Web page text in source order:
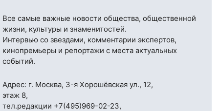
Все самые важные новости общества, общественной
жизни, культуры и знаменитостей.
Интервью со звездами, комментарии экспертов,
кинопремьеры и репортажи с места актуальных
событий.
Адрес: г. Москва, 3-я Хорошёвская ул., 12,
этаж 8,
тел.редакции +7(495)969-02-23,